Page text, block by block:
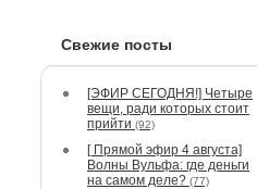
Свежие посты
[ЭФИР СЕГОДНЯ!] Четыре
вещи, ради которых стоит
прийти (92)
[ Прямой эфир 4 августа]
Волны Вульфа: где деньги
на самом деле? (77)